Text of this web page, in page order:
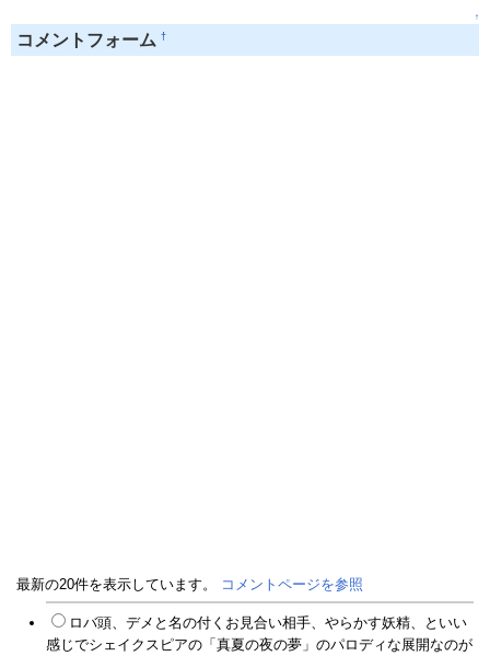
↑
コメントフォーム †
最新の20件を表示しています。 コメントページを参照
ロバ頭、デメと名の付くお見合い相手、やらかす妖精、といい
感じでシェイクスピアの「真夏の夜の夢」のパロディな展開なのが